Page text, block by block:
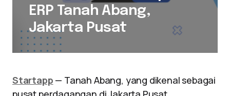
ERP Tanah Abang,
Jakarta Pusat
Startapp — Tanah Abang, yang dikenal sebagai